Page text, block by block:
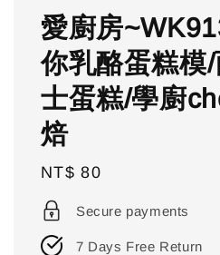
愛廚房
你乳酪蛋糕模
士蛋糕/學廚
焙
Regular
price
NT$ 80
Secure payments
7 Days Free Return